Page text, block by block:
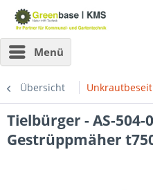
Menü
Übersicht
Tielbürger - AS-504-
Gestrüppmäher